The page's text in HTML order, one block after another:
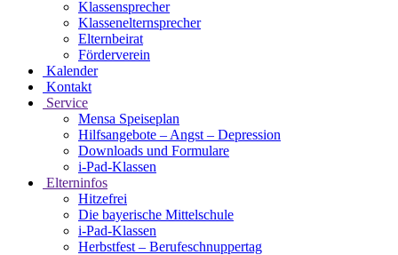
Klassensprecher
Klassenelternsprecher
Elternbeirat
Förderverein
Kalender
Kontakt
Service
Mensa Speiseplan
Hilfsangebote – Angst – Depression
Downloads und Formulare
i-Pad-Klassen
Elterninfos
Hitzefrei
Die bayerische Mittelschule
i-Pad-Klassen
Herbstfest – Berufeschnuppertag